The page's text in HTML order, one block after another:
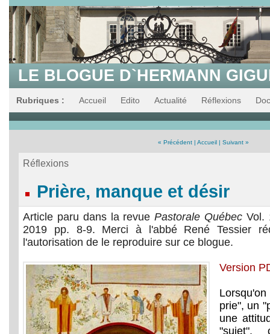
LE BLOGUE D`HERMANN
Rubriques : Accueil Edito Actualité Réflexions
« Précédent |Accueil |Suivant »
Réflexions
Prière, manque et désir
Article paru dans la revuePastorale Québec Vol.
2019 pp. 8-9. Merci à l'abbé René Tessier
l'autorisation de le reproduire sur ce blogue.
Version
prie", un
une
"sujet",